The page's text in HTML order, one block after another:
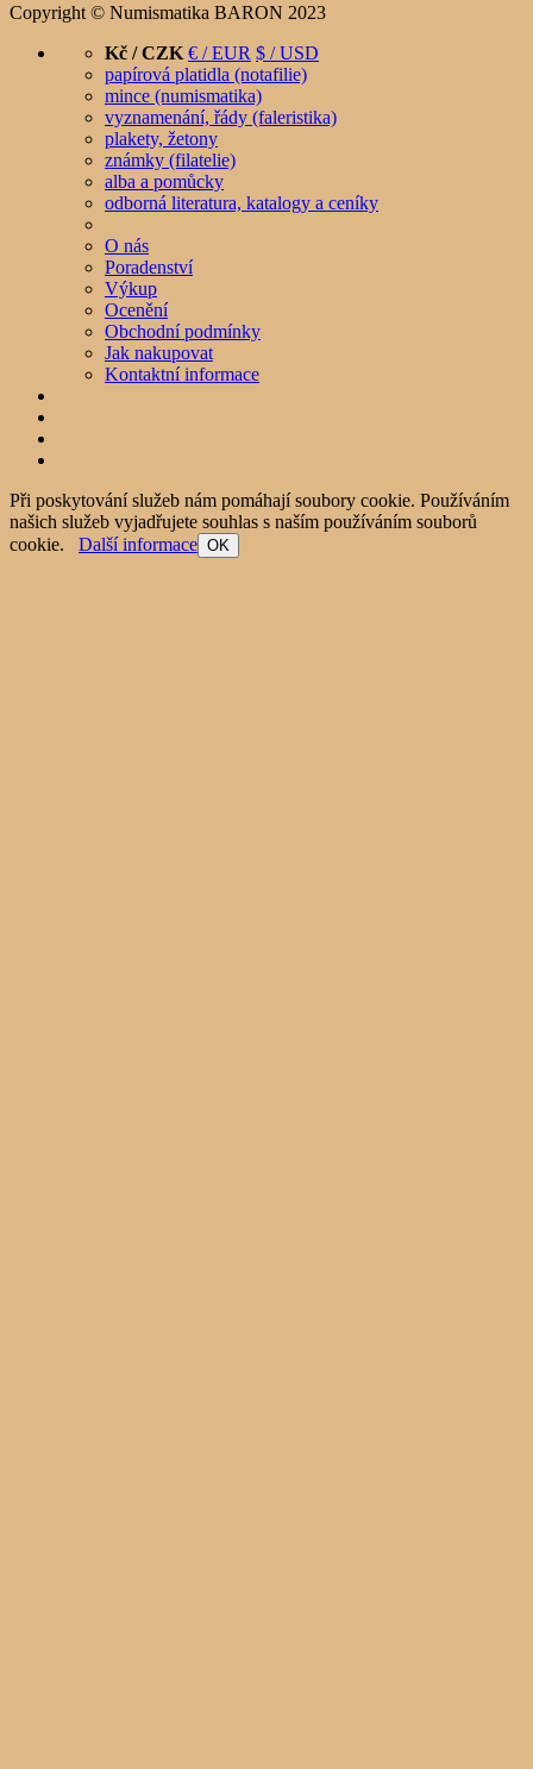
Copyright © Numismatika BARON 2023
Kč / CZK € / EUR $ / USD
papírová platidla (notafilie)
mince (numismatika)
vyznamenání, řády (faleristika)
plakety, žetony
známky (filatelie)
alba a pomůcky
odborná literatura, katalogy a ceníky
O nás
Poradenství
Výkup
Ocenění
Obchodní podmínky
Jak nakupovat
Kontaktní informace
Při poskytování služeb nám pomáhají soubory cookie. Používáním
našich služeb vyjadřujete souhlas s naším používáním souborů
cookie. Další informace